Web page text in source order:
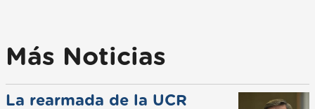
Más Noticias
La rearmada de la UCR